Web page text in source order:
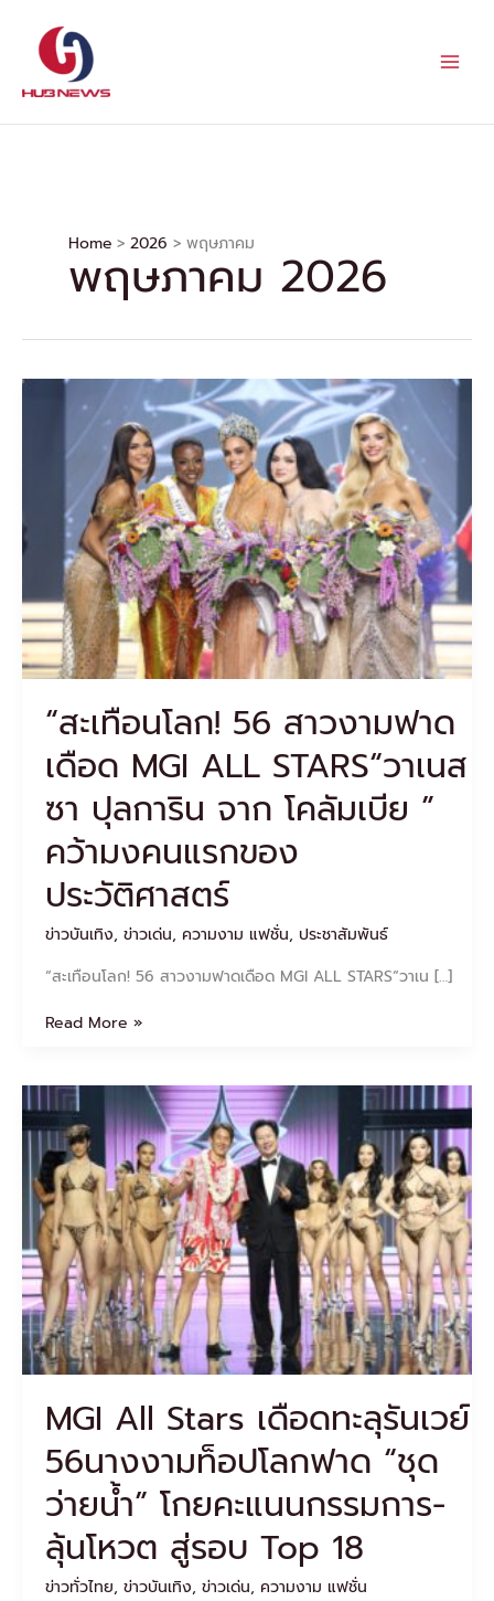
content
Home 2026 พฤษภาคม
พฤษภาคม 2026
“สะเทือนโลก! 56 สาวงามฟาด
เดือด MGI ALL STARS“วาเนส
ซา ปุลการิน จาก โคลัมเบีย ”
คว้ามงคนแรกของ
ประวัติศาสตร์
ข่าวบันเทิง, ข่าวเด่น, ความงาม แฟชั่น, ประชาสัมพันธ์
“สะเทือนโลก! 56 สาวงามฟาดเดือด MGI ALL STARS“วาเน […]
“สะเทือน
ฟาด
เดือด
MGI
ALL
STARS“วา
เนส
ซา
ปุ
น
จาก
โคลัมเบีย
”
คว้า
คน
ของ
ประวัติศาสตร์
Read More »
MGI All Stars เดือดทะลุรันเวย์
56นางงามท็อปโลกฟาด “ชุด
ว่ายน้ำ” โกยคะแนนกรรมการ-
ลุ้นโหวต สู่รอบ Top 18
ข่าวทั่วไทย, ข่าวบันเทิง, ข่าวเด่น, ความงาม แฟชั่น
MGI
All
Stars
เดือด
ทะลุ
รันเวย์
56นา
งงามท็อป
โลก
ฟาด
“ชุด
ว่าย
น้ำ”
คะแนน
ลุ้น
โหวต
สู่
รอบ
Top
18